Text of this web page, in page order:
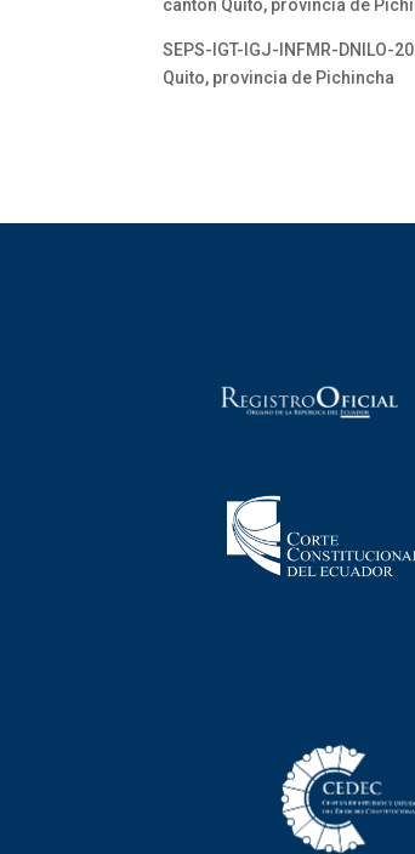
cantón Quito, provincia de
SEPS-IGT-IGJ-INFMR-DNILO-
Quito, provincia de Pichincha